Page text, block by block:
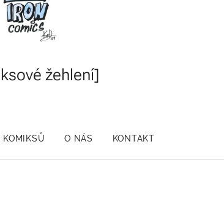
žehlení]
O NÁS KONTAKT